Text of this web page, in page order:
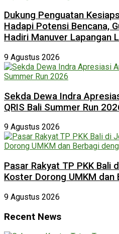
Dukung Penguatan
Hadapi Potensi Bencana,
Hadiri Manuver Lapangan
9 Agustus 2026
Sekda Dewa Indra
QRIS Bali Summer Run
9 Agustus 2026
Pasar Rakyat TP PKK Bali
Koster Dorong UMKM dan
9 Agustus 2026
Recent News